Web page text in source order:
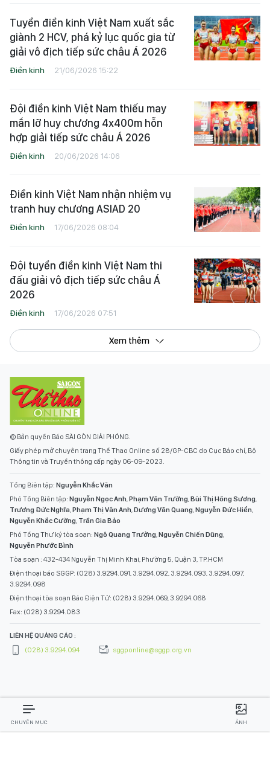
Tuyển điền kinh Việt Nam xuất sắc
giành 2 HCV, phá kỷ lục quốc gia từ
giải vô địch tiếp sức châu Á 2026
Điền kinh 21/06/2026 15:22
Đội điền kinh Việt Nam thiếu may
mắn lỡ huy chương 4x400m hỗn
hợp giải tiếp sức châu Á 2026
Điền kinh 20/06/2026 14:06
Điền kinh Việt Nam nhận nhiệm vụ
tranh huy chương ASIAD 20
Điền kinh 17/06/2026 08:04
Đội tuyển điền kinh Việt Nam thi
đấu giải vô địch tiếp sức châu Á
2026
Điền kinh 17/06/2026 07:51
Xem thêm
© Bản quyền Báo SÀI GÒN GIẢI PHÓNG.
Giấy phép mở chuyên trang Thể Thao Online số 28/GP-CBC do Cục Báo chí, Bộ
Thông tin và Truyền thông cấp ngày 06-09-2023.
Tổng Biên tập: Nguyễn Khắc Văn
Phó Tổng Biên tập: Nguyễn Ngọc Anh,Phạm Văn Trường,Bùi Thị Hồng Sương,
Trương Đức Nghĩa,Phạm Thị Vân Anh,Dương Văn Quang,Nguyễn Đức Hiển,
Nguyễn Khắc Cường, Trần Gia Bảo
Phó Tổng Thư ký tòa soạn: Ngô Quang Trưởng,Nguyễn Chiến Dũng,
Nguyễn Phước Bình
Tòa soạn : 432-434 Nguyễn Thị Minh Khai, Phường 5, Quận 3, TP.HCM
Điện thoại báo SGGP: (028) 3.9294.091, 3.9294.092, 3.9294.093, 3.9294.097,
3.9294.098
Điện thoại tòa soạn Báo Điện Tử: (028) 3.9294.069, 3.9294.068
Fax: (028) 3.9294.083
LIÊN HỆ QUẢNG CÁO :
(028) 3.9294.094
sggponline@sggp.org.vn
CHUYÊN MỤC ẢNH